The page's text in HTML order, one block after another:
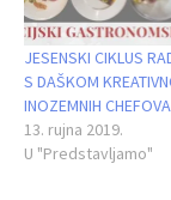
JESENSKI CIKLUS
S DAŠKOM
INOZEMNIH CHEFOVA
13. rujna 2019.
U "Predstavljamo"